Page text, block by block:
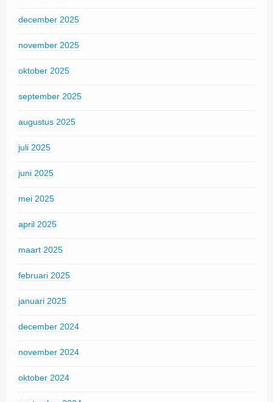
december 2025
november 2025
oktober 2025
september 2025
augustus 2025
juli 2025
juni 2025
mei 2025
april 2025
maart 2025
februari 2025
januari 2025
december 2024
november 2024
oktober 2024